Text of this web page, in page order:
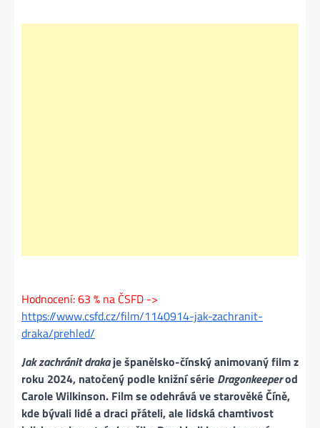
Hodnocení: 63 % na ČSFD ->
https://www.csfd.cz/film/1140914-jak-zachranit-
draka/prehled/
Jak zachránit drakaje španělsko-čínský animovaný film z
roku 2024, natočený podle knižní série Dragonkeeperod
Carole Wilkinson. Film se odehrává ve starověké Číně,
kde bývali lidé a draci přáteli, ale lidská chamtivost